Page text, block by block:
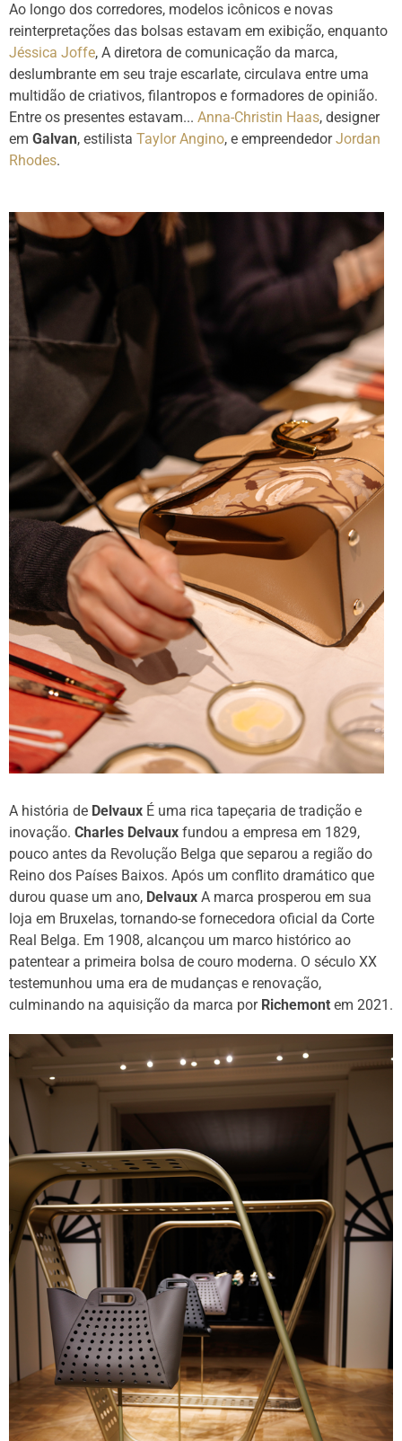
Ao longo dos corredores, modelos icônicos e novas
reinterpretações das bolsas estavam em exibição, enquanto
Jéssica Joffe, A diretora de comunicação da marca,
deslumbrante em seu traje escarlate, circulava entre uma
multidão de criativos, filantropos e formadores de opinião.
Entre os presentes estavam... Anna-Christin Haas, designer
em Galvan, estilista Taylor Angino, e empreendedorJordan
Rhodes.
A história de Delvaux É uma rica tapeçaria de tradição e
inovação. Charles Delvaux fundou a empresa em 1829,
pouco antes da Revolução Belga que separou a região do
Reino dos Países Baixos. Após um conflito dramático que
durou quase um ano, Delvaux A marca prosperou em sua
loja em Bruxelas, tornando-se fornecedora oficial da Corte
Real Belga. Em 1908, alcançou um marco histórico ao
patentear a primeira bolsa de couro moderna. O século XX
testemunhou uma era de mudanças e renovação,
culminando na aquisição da marca por Richemont em 2021.